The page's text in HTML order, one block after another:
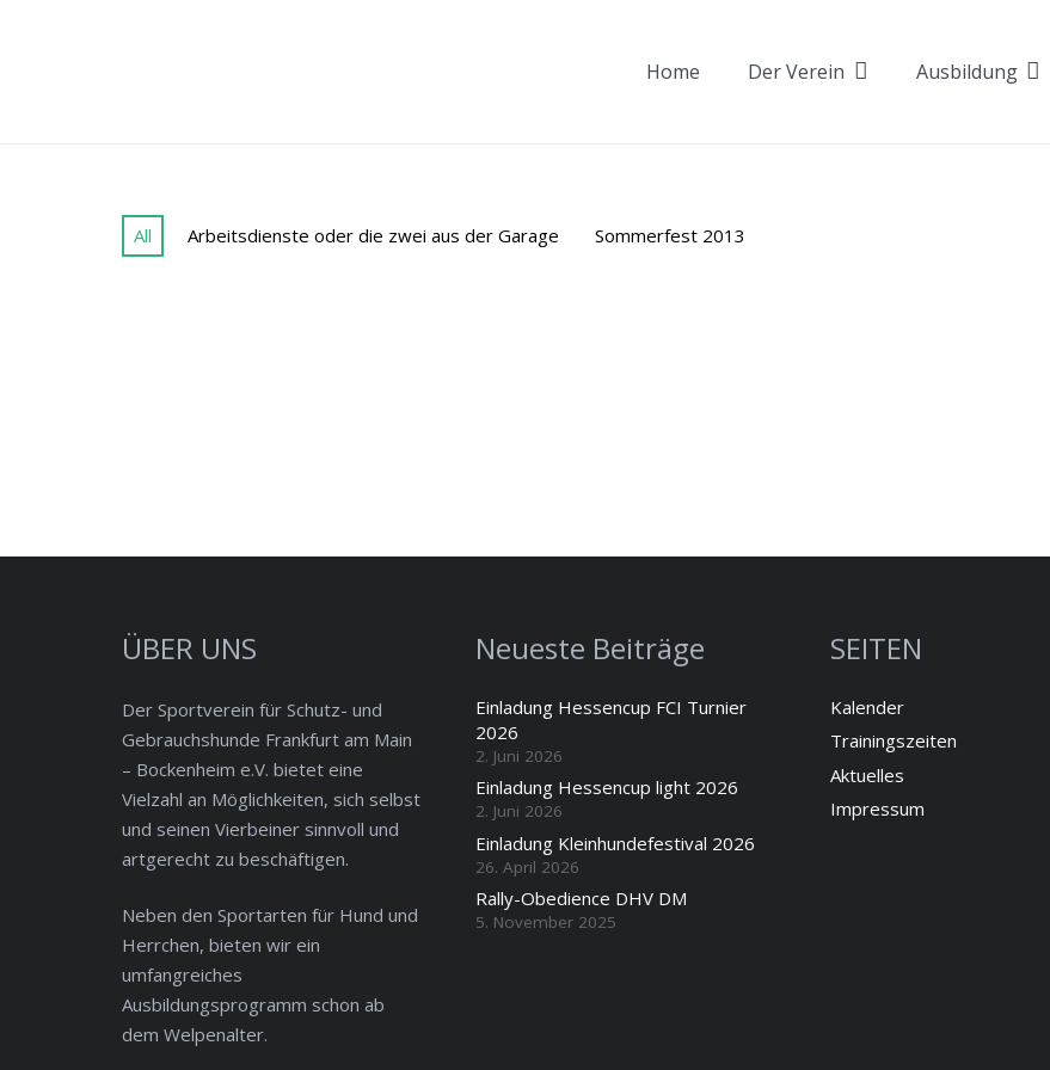
Home Der Verein Ausbildung
All Arbeitsdienste oder die zwei aus der Garage Sommerfest 2013
ÜBER UNS
Der Sportverein für Schutz- und
Gebrauchshunde Frankfurt am Main
– Bockenheim e.V. bietet eine
Vielzahl an Möglichkeiten, sich selbst
und seinen Vierbeiner sinnvoll und
artgerecht zu beschäftigen.
Neben den Sportarten für Hund und
Herrchen, bieten wir ein
umfangreiches
Ausbildungsprogramm schon ab
dem Welpenalter.
Neueste Beiträge
Einladung Hessencup FCI Turnier
2026
2. Juni 2026
Einladung Hessencup light 2026
2. Juni 2026
Einladung Kleinhundefestival 2026
26. April 2026
Rally-Obedience DHV DM
5. November 2025
SEITEN
Kalender
Trainingszeiten
Aktuelles
Impressum